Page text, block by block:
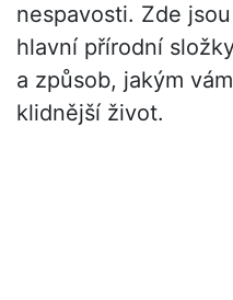
nespavosti. Zde
hlavní přírodní
a způsob, jakým
klidnější život.